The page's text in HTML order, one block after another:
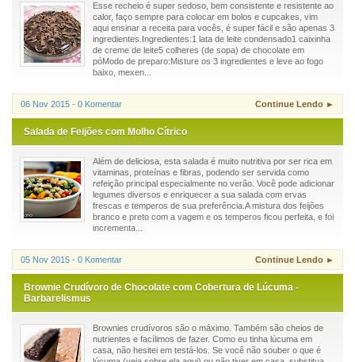
Esse recheio é super sedoso, bem consistente e resistente ao
calor, faço sempre para colocar em bolos e cupcakes, vim
aqui ensinar a receita para vocês, é super fácil e são apenas 3
ingredientes.Ingredientes:1 lata de leite condensado1 caixinha
de creme de leite5 colheres (de sopa) de chocolate em
póModo de preparo:Misture os 3 ingredientes e leve ao fogo
baixo, mexen...
06 Nov 2015 - 0 Komentar Continue Lendo ►
Salada de Feijões com Molho Cítrico
Além de deliciosa, esta salada é muito nutritiva por ser rica em
vitaminas, proteínas e fibras, podendo ser servida como
refeição principal especialmente no verão. Você pode adicionar
legumes diversos e enriquecer a sua salada com ervas
frescas e temperos de sua preferência.A mistura dos feijões
branco e preto com a vagem e os temperos ficou perfeita, e foi
incrementa...
05 Nov 2015 - 0 Komentar Continue Lendo ►
Brownie Crudívoro de Chocolate com Cobertura de Lúcuma -
Barbarelismus
Brownies crudívoros são o máximo. Também são cheios de
nutrientes e facílimos de fazer. Como eu tinha lúcuma em
casa, não hesitei em testá-los. Se você não souber o que é